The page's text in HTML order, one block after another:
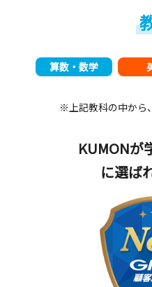
算数・数学
※上記教科の中から
KUMONが
に選ば